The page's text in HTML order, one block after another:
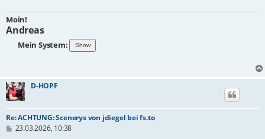
Moin!
Andreas
Mein System:
D-HOPF
Re: ACHTUNG: Scenerys von jdiegel bei fs.to
B
23.03.2026, 10:38